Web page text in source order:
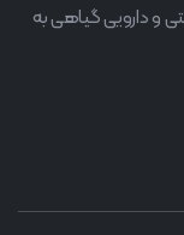
و دارویی گیاهی به